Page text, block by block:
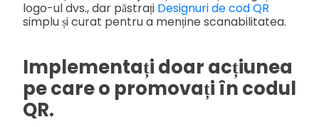
logo-ul dvs., dar păstrați Designuri de cod QR
simplu și curat pentru a menține scanabilitatea.
Implementați doar acțiunea
pe care o promovați în codul
QR.